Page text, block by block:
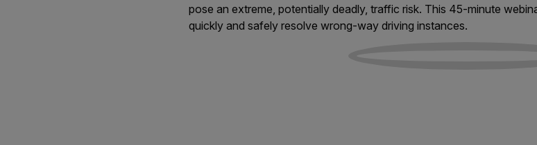
pose an extreme, potentially deadly, traffic risk. This 45-minute
quickly and safely resolve wrong-way driving instances.